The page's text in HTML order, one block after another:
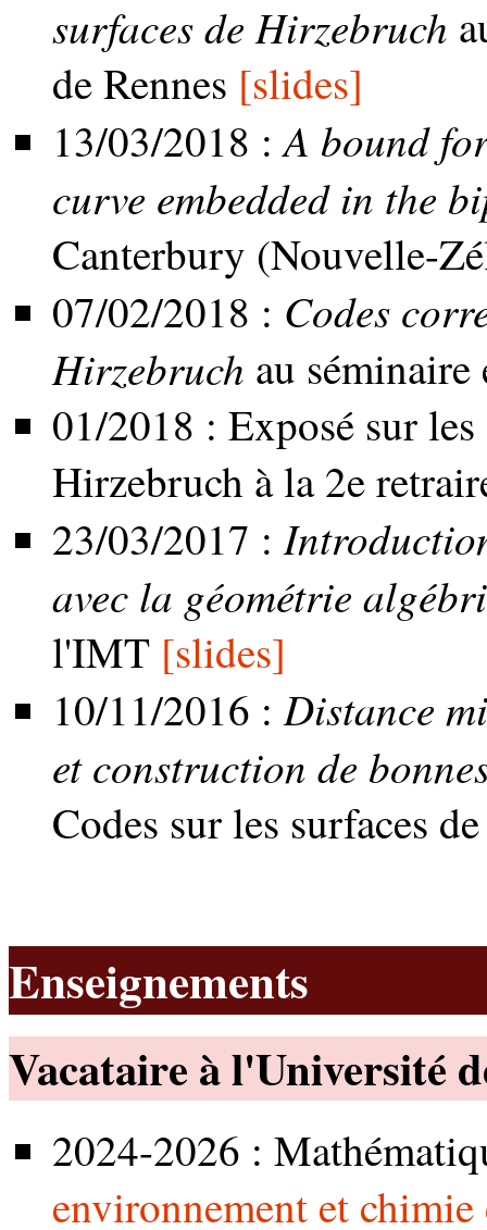
surfaces de Hirzebruch
de Rennes [slides]
13/03/2018 :A bound
curve embedded in the
Canterbury (Nouvelle-
07/02/2018 : Codes
Hirzebruch au
01/2018 : Exposé sur
Hirzebruch à la 2e
23/03/2017 :
avec la géométrie
l'IMT [slides]
10/11/2016 :Distance
et construction de
Codes sur les surfaces
Enseignements
Vacataire à l'Université
2024-2026 :
environnement et